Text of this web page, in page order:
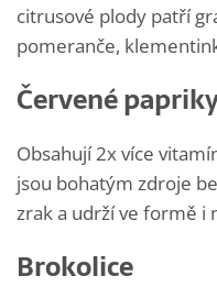
citrusové plody patří
pomeranče,
Červené
Obsahují 2x více
jsou bohatým zdroje
zrak a udrží ve formě i
Brokolice